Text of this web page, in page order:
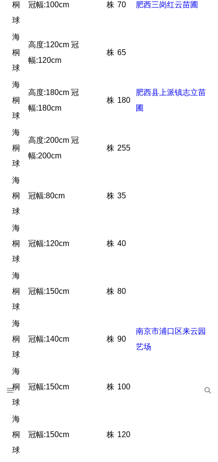
桐
球
冠幅:100cm 株 70 肥西三岗红云苗圃
海
桐
球
高度:120cm 冠
幅:120cm
株 65
肥西县上派镇志立苗
圃
海
桐
球
高度:180cm 冠
幅:180cm
株 180
海
桐
球
高度:200cm 冠
幅:200cm
株 255
海
桐
球
冠幅:80cm 株 35
南京市浦口区来云园
艺场
海
桐
球
冠幅:120cm 株 40
海
桐
球
冠幅:150cm 株 80
海
桐
球
冠幅:140cm 株 90
海
桐
球
冠幅:150cm 株 100
海
桐
球
冠幅:150cm 株 120